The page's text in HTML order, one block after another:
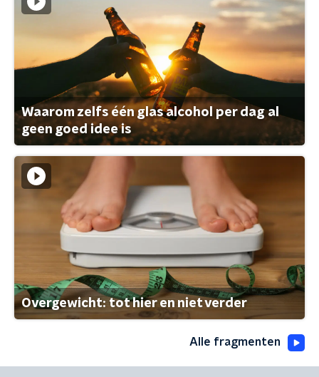
Waarom zelfs één glas alcohol per dag al
geen goed idee is
Overgewicht: tot hier en niet verder
Alle fragmenten